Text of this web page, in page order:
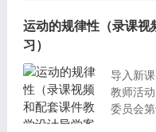
运动的规律性（录课视
习）
导入新课
教师活
委员会